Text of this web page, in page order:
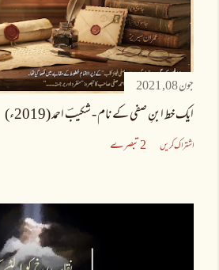
جون 08, 2021
ایک خط ابنِ صفی کے نام - شکیبؔ احمد (2019ء)
اشتراک کریں 2 تبصرے